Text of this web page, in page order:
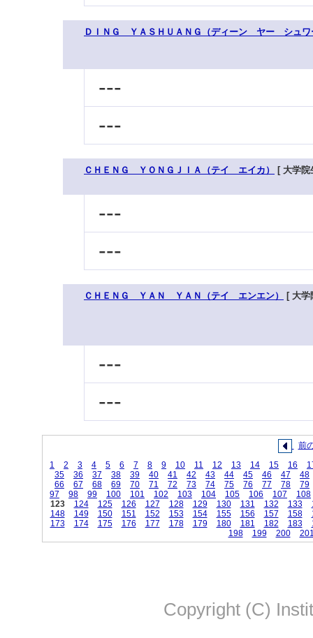
ＤＩＮＧ ＹＡＳＨＵＡＮＧ（ディーン ヤー シュワ
---
---
ＣＨＥＮＧ ＹＯＮＧＪＩＡ（テイ エイカ） [ 大学院
---
---
ＣＨＥＮＧ ＹＡＮ ＹＡＮ（テイ エンエン） [ 大学
---
---
前
1
2 3 4 5 6 7 8 9 10 11 12 13 14 15 16
35
36 37 38 39 40 41 42 43 44 45 46 47
48
66
67 68 69 70 71 72 73 74 75 76 77 78
79
97
98 99 100 101 102 103 104 105 106 107
108
123
124 125 126 127 128 129 130 131 132 133
148
149 150 151 152 153 154 155 156 157 158
173
174 175 176 177 178 179 180 181 182 183
198
199 200
Copyright (C)